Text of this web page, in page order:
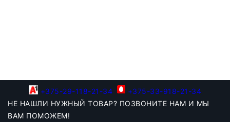
+375-29-118-21-34
+375-33-918-21-34
НЕ НАШЛИ НУЖНЫЙ ТОВАР? ПОЗВОНИТЕ НАМ И МЫ
ВАМ ПОМОЖЕМ!